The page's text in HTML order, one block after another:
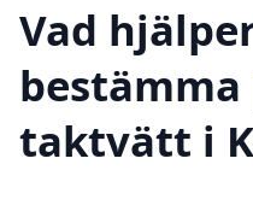
Vad
taktvätt i